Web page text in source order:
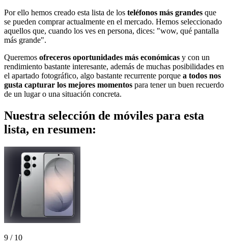
Por ello hemos creado esta lista de los teléfonos más grandes que
se pueden comprar actualmente en el mercado. Hemos seleccionado
aquellos que, cuando los ves en persona, dices: "wow, qué pantalla
más grande".
Queremos ofreceros oportunidades más económicas y con un
rendimiento bastante interesante, además de muchas posibilidades en
el apartado fotográfico, algo bastante recurrente porque a todos nos
gusta capturar los mejores momentos para tener un buen recuerdo
de un lugar o una situación concreta.
Nuestra selección de móviles para esta
lista, en resumen:
9 / 10